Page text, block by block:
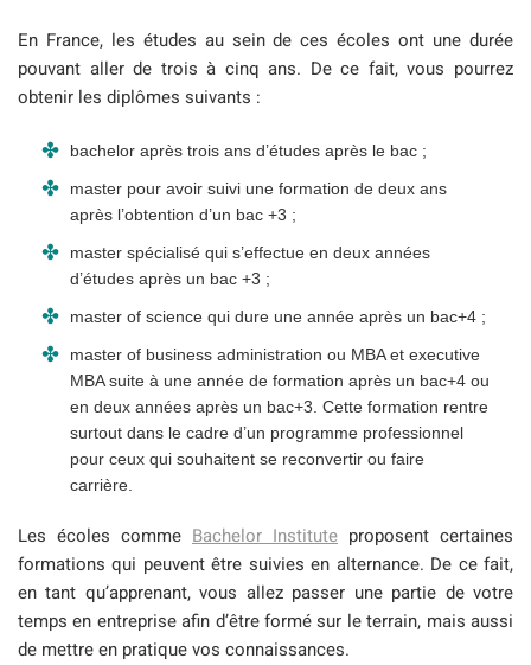
En France, les études au sein de ces écoles ont une durée
pouvant aller de trois à cinq ans. De ce fait, vous pourrez
obtenir les diplômes suivants :
bachelor après trois ans d’études après le bac ;
master pour avoir suivi une formation de deux ans
après l’obtention d’un bac +3 ;
master spécialisé qui s’effectue en deux années
d’études après un bac +3 ;
master of science qui dure une année après un bac+4 ;
master of business administration ou MBA et executive
MBA suite à une année de formation après un bac+4 ou
en deux années après un bac+3. Cette formation rentre
surtout dans le cadre d’un programme professionnel
pour ceux qui souhaitent se reconvertir ou faire
carrière.
Les écoles comme Bachelor Institute proposent certaines
formations qui peuvent être suivies en alternance. De ce fait,
en tant qu’apprenant, vous allez passer une partie de votre
temps en entreprise afin d’être formé sur le terrain, mais aussi
de mettre en pratique vos connaissances.